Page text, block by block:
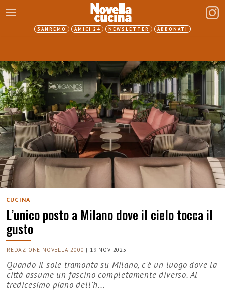
SANREMO AMICI 24 NEWSLETTER ABBONATI
CUCINA
L’unico posto a Milano dove il cielo tocca il
gusto
REDAZIONE NOVELLA 2000 | 19 NOV 2025
Quando il sole tramonta su Milano, c'è un luogo dove la
città assume un fascino completamente diverso. Al
tredicesimo piano dell'h...